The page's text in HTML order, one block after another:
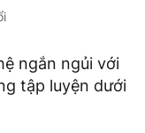
ngắn ngủi với
tập luyện dưới